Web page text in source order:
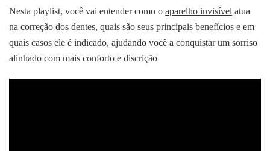
Nesta playlist, você vai entender como o aparelho invisível atua
na correção dos dentes, quais são seus principais benefícios e em
quais casos ele é indicado, ajudando você a conquistar um sorriso
alinhado com mais conforto e discrição